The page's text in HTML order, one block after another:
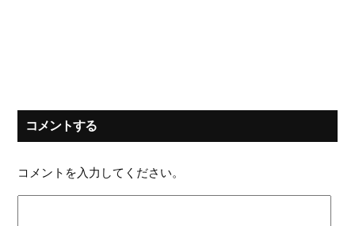
コメントする
コメントを入力してください。